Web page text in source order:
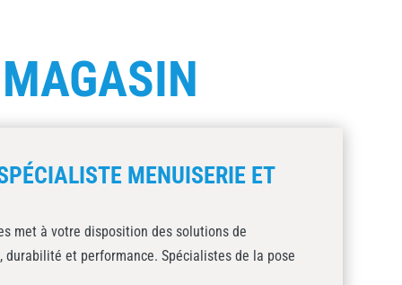
MAGASIN
MENUISERIE ET
met à votre disposition des solutions de
et performance. Spécialistes de la pose